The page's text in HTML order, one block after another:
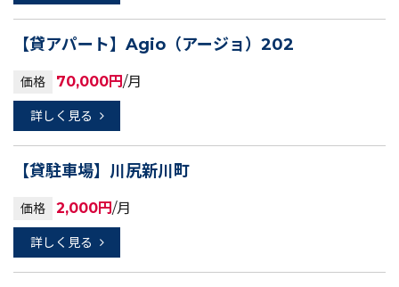
【貸アパート】Agio（アージョ）202
価格 70,000円/月
詳しく見る
【貸駐車場】川尻新川町
価格 2,000円/月
詳しく見る